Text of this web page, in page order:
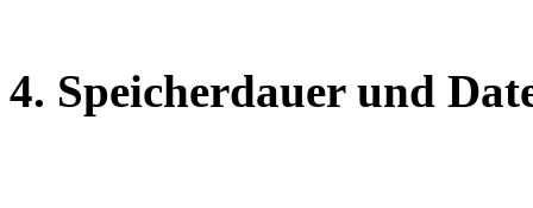
4. Speicherdauer und